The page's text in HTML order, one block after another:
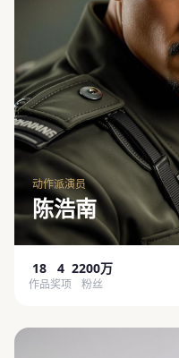
动作派演员
陈浩南
18
作品
4
奖项
2200万
粉丝